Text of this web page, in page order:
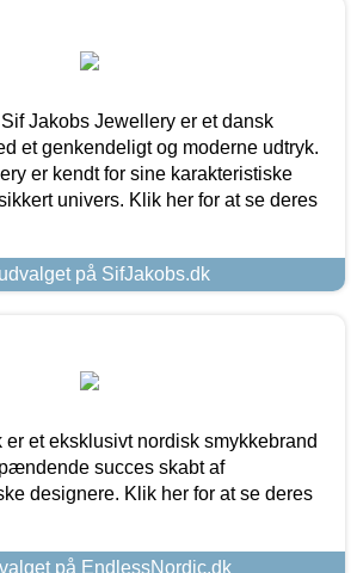
Jakobs Jewellery er et dansk
et genkendeligt og moderne udtryk.
er kendt for sine karakteristiske
univers. Klik her for at se deres
på SifJakobs.dk
et eksklusivt nordisk smykkebrand
succes skabt af
designere. Klik her for at se deres
på EndlessNordic.dk